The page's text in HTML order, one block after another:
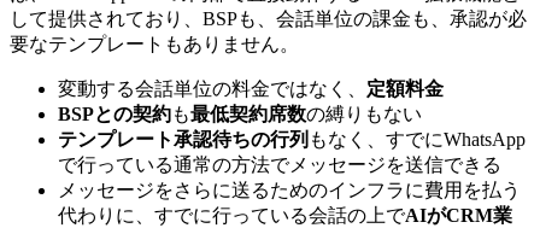
して提供されており、BSPも、会話単位の課金も、承認が必
要なテンプレートもありません。
変動する会話単位の料金ではなく、 定額料金
BSPとの契約も最低契約席数の縛りもない
テンプレート承認待ちの行列 もなく、すでにWhatsApp
で行っている通常の方法でメッセージを送信できる
メッセージをさらに送るためのインフラに費用を払う
代わりに、すでに行っている会話の上でAIがCRM業